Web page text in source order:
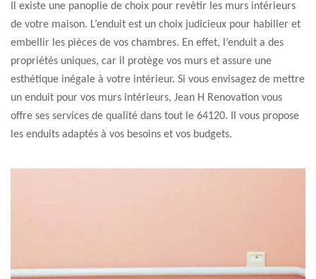
Il existe une panoplie de choix pour revêtir les murs intérieurs
de votre maison. L’enduit est un choix judicieux pour habiller et
embellir les pièces de vos chambres. En effet, l’enduit a des
propriétés uniques, car il protège vos murs et assure une
esthétique inégale à votre intérieur. Si vous envisagez de mettre
un enduit pour vos murs intérieurs, Jean H Renovation vous
offre ses services de qualité dans tout le 64120. Il vous propose
les enduits adaptés à vos besoins et vos budgets.